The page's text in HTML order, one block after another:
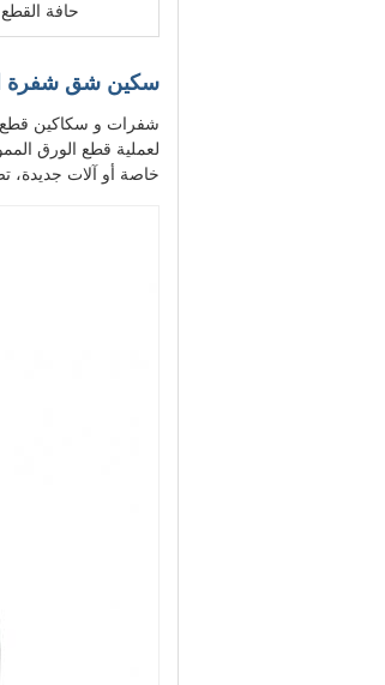
حافة القطع
سكين شق شفرة
شفرات و سكاكين قطع
لعملية قطع الورق
خاصة أو آلات جديدة،